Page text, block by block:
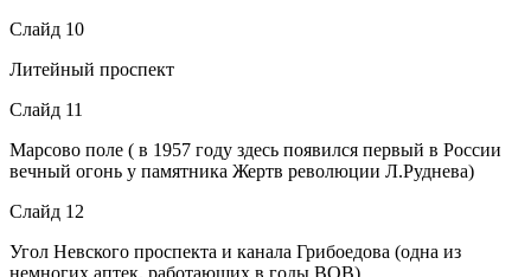
Слайд 10
Литейный проспект
Слайд 11
Марсово поле ( в 1957 году здесь появился первый в России
вечный огонь у памятника Жертв революции Л.Руднева)
Слайд 12
Угол Невского проспекта и канала Грибоедова (одна из
немногих аптек, работающих в годы ВОВ)